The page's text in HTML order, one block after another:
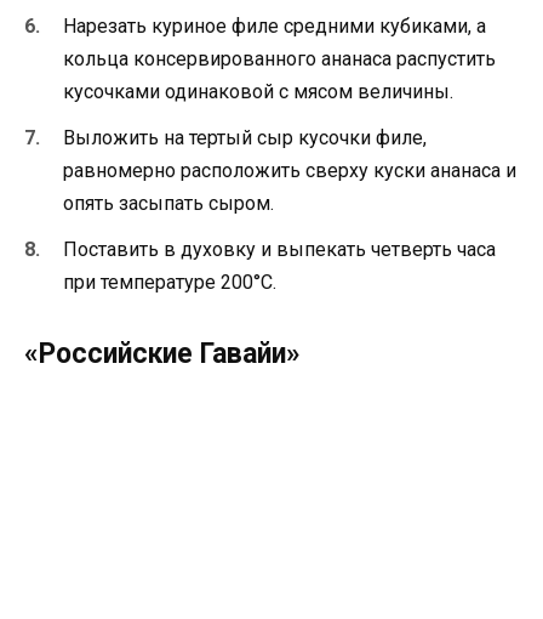
Нарезать куриное филе средними кубиками, а
кольца консервированного ананаса распустить
кусочками одинаковой с мясом величины.
Выложить на тертый сыр кусочки филе,
равномерно расположить сверху куски ананаса и
опять засыпать сыром.
Поставить в духовку и выпекать четверть часа
при температуре 200°C.
«Российские Гавайи»